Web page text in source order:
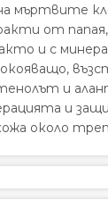
мъртвите
от папая,
и с
и
и
около